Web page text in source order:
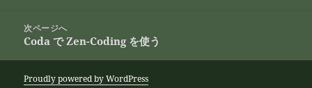
投
稿:
次ページへ
次
の
投
Coda で Zen-Coding を使う
Proudly powered by WordPress